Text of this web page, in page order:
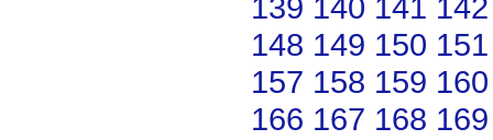
148 149 150 151
157 158 159 160
166 167 168 169